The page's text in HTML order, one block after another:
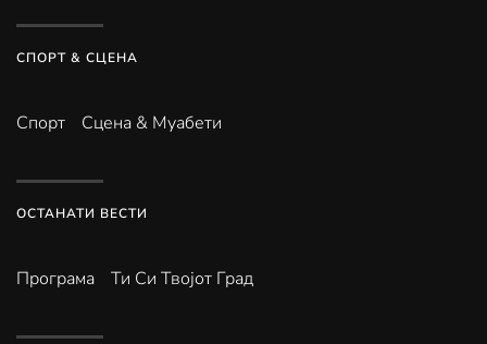
СПОРТ & СЦЕНА
Спорт Сцена & Муабети
ОСТАНАТИ ВЕСТИ
Програма Ти Си Твојот Град